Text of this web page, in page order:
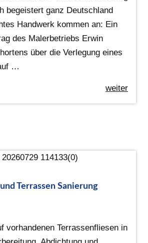
begeistert ganz Deutschland
Handwerk kommen an: Ein
des Malerbetriebs Erwin
über die Verlegung eines
…
weiter
Terrassen Sanierung
vorhandenen Terrassenfliesen in